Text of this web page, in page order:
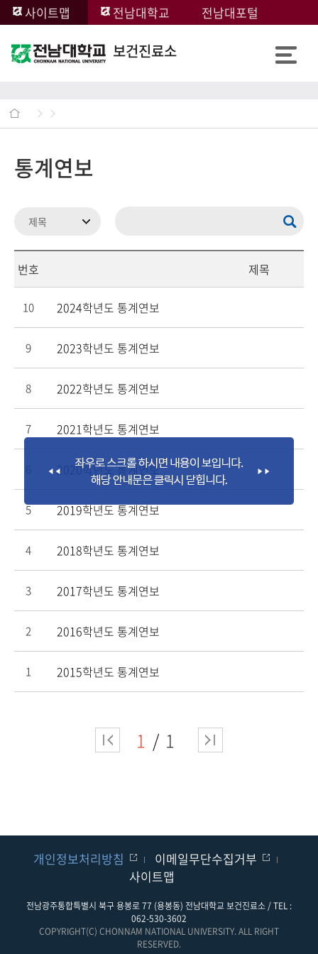
사이트맵 전남대학교 전남대포털
보건진료소
통계연보
번호 제목
10 2024학년도 통계연보
9 2023학년도 통계연보
8 2022학년도 통계연보
7 2021학년도 통계연보
2020학년도 통계연보
5 2019학년도 통계연보
4 2018학년도 통계연보
3 2017학년도 통계연보
2 2016학년도 통계연보
1 2015학년도 통계연보
1 1
개인정보처리방침
이메일무단수집거부
사이트맵
전남광주통합특별시 북구 용봉로 77 (용봉동) 전남대학교 보건진료소 / TEL :
062-530-3602
COPYRIGHT(C) CHONNAM NATIONAL UNIVERSITY. ALL RIGHT
RESERVED.